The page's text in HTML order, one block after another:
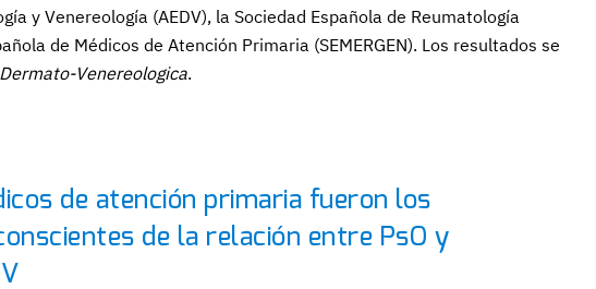
y Venereología (AEDV), la Sociedad Española de Reumatología
de Médicos de Atención Primaria (SEMERGEN). Los resultados se
Venereologica.
de atención primaria fueron los
de la relación entre PsO y